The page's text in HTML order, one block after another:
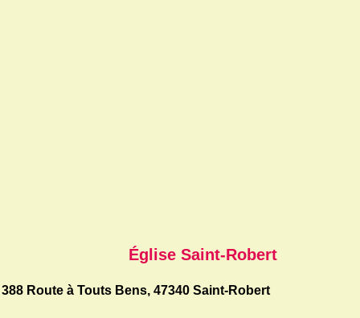
Église Saint-Robert
388 Route à Touts Bens, 47340 Saint-Robert